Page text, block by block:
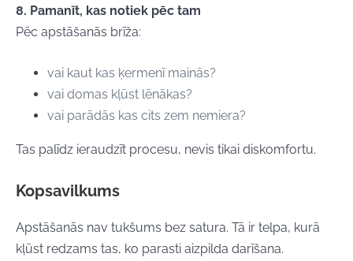
8. Pamanīt, kas notiek pēc tam
Pēc apstāšanās brīža:
vai kaut kas ķermenī mainās?
vai domas kļūst lēnākas?
vai parādās kas cits zem nemiera?
Tas palīdz ieraudzīt procesu, nevis tikai diskomfortu.
Kopsavilkums
Apstāšanās nav tukšums bez satura. Tā ir telpa, kurā
kļūst redzams tas, ko parasti aizpilda darīšana.